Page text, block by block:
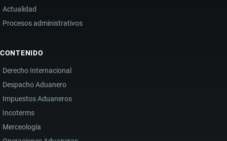
Actualidad
Procesos administrativos
CONTENIDO
Derecho Internacional
Despacho Aduanero
Impuestos Aduaneros
Incoterms
Merceología